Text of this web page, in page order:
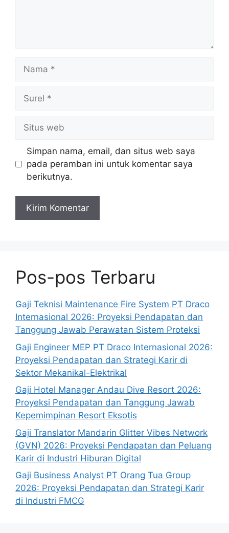
web
Simpan nama, email, dan situs web saya
pada peramban ini untuk komentar saya
berikutnya.
Pos-pos Terbaru
Gaji Teknisi Maintenance Fire System PT Draco
Internasional 2026: Proyeksi Pendapatan dan
Tanggung Jawab Perawatan Sistem Proteksi
Gaji Engineer MEP PT Draco Internasional 2026:
Proyeksi Pendapatan dan Strategi Karir di
Sektor Mekanikal-Elektrikal
Gaji Hotel Manager Andau Dive Resort 2026:
Proyeksi Pendapatan dan Tanggung Jawab
Kepemimpinan Resort Eksotis
Gaji Translator Mandarin Glitter Vibes Network
(GVN) 2026: Proyeksi Pendapatan dan Peluang
Karir di Industri Hiburan Digital
Gaji Business Analyst PT Orang Tua Group
2026: Proyeksi Pendapatan dan Strategi Karir
di Industri FMCG